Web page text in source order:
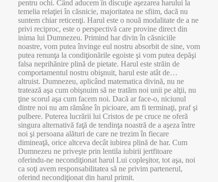
pentru ochi. Când aducem în discuţie aşezarea harului la
temelia relaţiei în căsnicie, majoritatea ne sfiim, dacă nu
suntem chiar reticenţi. Harul este o nouă modalitate de a ne
privi reciproc, este o perspectivă care provine direct din
inima lui Dumnezeu. Primind har divin în căsniciile
noastre, vom putea învinge eul nostru absorbit de sine, vom
putea renunţa la condiţionările egoiste şi vom putea depăşi
falsa neprihănire plină de pietate. Harul este străin de
comportamentul nostru obişnuit, harul este atât de…
altruist. Dumnezeu, aplicând matematica divină, nu ne
tratează aşa cum obişnuim să ne tratăm noi unii pe alţii, nu
ţine scorul aşa cum facem noi. Dacă ar face-o, niciunul
dintre noi nu am rămâne în picioare, am fi terminaţi, praf şi
pulbere. Puterea lucrării lui Cristos de pe cruce ne oferă
singura alternativă faţă de tendinţa noastră de a aşeza între
noi şi persoana alături de care ne trezim în fiecare
dimineaţă, orice altceva decât iubirea plină de har. Cum
Dumnezeu ne priveşte prin lentila iubirii jertfitoare
oferindu-ne necondiţionat harul Lui copleşitor, tot aşa, noi
ca soţi avem responsabilitatea să ne privim partenerul,
oferind necondiţionat din harul primit.